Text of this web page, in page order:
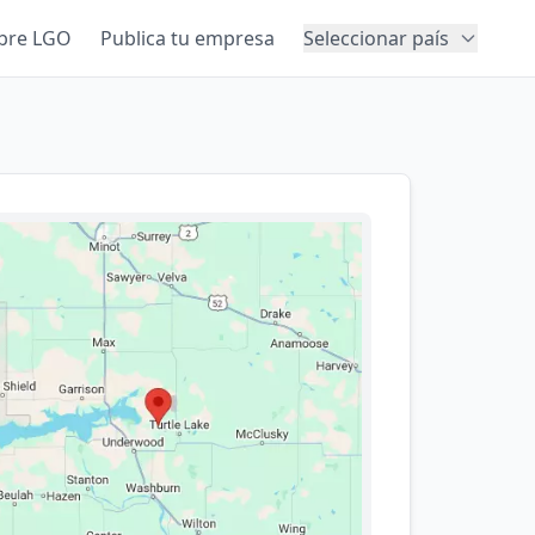
LGO Publica tu empresa Seleccionar país